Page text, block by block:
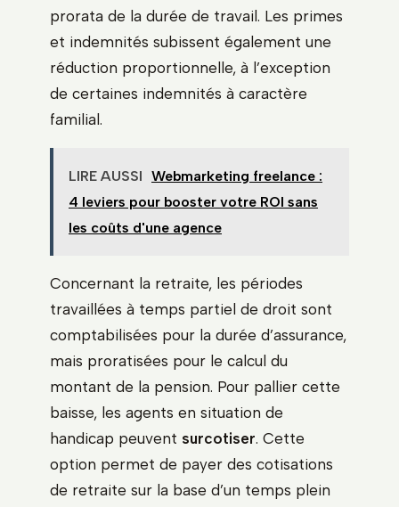
prorata de la durée de travail. Les primes
et indemnités subissent également une
réduction proportionnelle, à l’exception
de certaines indemnités à caractère
familial.
LIRE AUSSI Webmarketing freelance :
4 leviers pour booster votre ROI sans
les coûts d'une agence
Concernant la retraite, les périodes
travaillées à temps partiel de droit sont
comptabilisées pour la durée d’assurance,
mais proratisées pour le calcul du
montant de la pension. Pour pallier cette
baisse, les agents en situation de
handicap peuvent surcotiser. Cette
option permet de payer des cotisations
de retraite sur la base d’un temps plein